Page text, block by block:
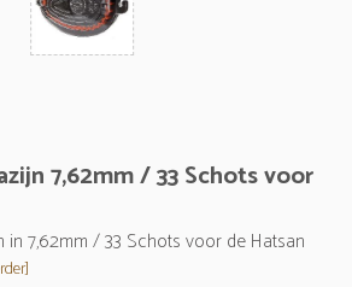
7,62mm / 33 Schots voor
in 7,62mm / 33 Schots voor de Hatsan